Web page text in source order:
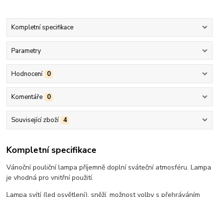
Kompletní specifikace
Parametry
Hodnocení 0
Komentáře 0
Související zboží 4
Kompletní specifikace
Vánoční pouliční lampa příjemně doplní sváteční atmosféru. Lampa
je vhodná pro vnitřní použití.
Lampa svítí (led osvětlení), sněží, možnost volby s přehráváním